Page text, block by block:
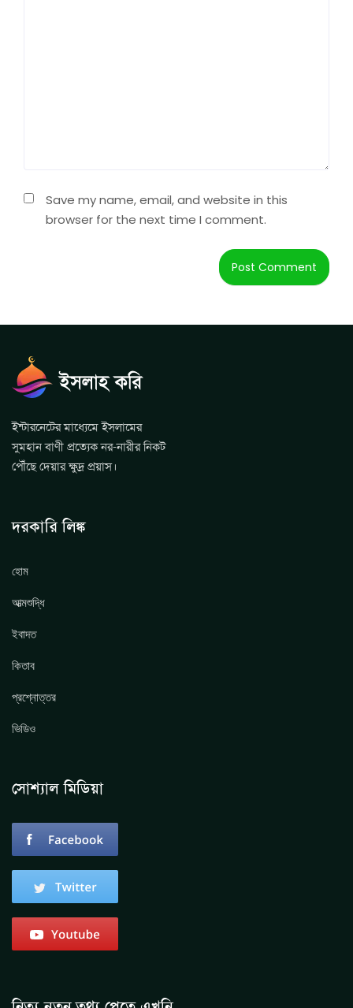
Save my name, email, and website in this
browser for the next time I comment.
ইন্টারনেটের মাধ্যেমে ইসলামের
সুমহান বাণী প্রত্যেক নর-নারীর নিকট
পৌঁছে দেয়ার ক্ষুদ্র প্রয়াস।
দরকারি লিঙ্ক
হোম
আত্মশুদ্ধি
ইবাদত
কিতাব
প্রশ্নোত্তর
ভিডিও
সোশ্যাল মিডিয়া